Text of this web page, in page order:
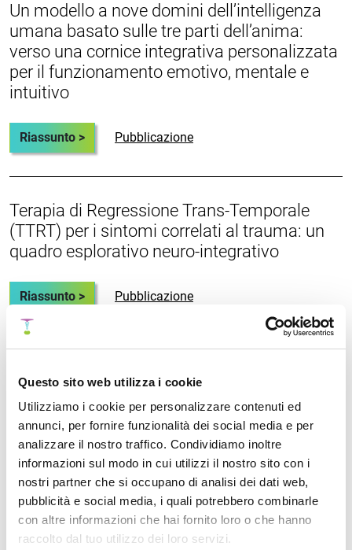
Questo sito web utilizza i cookie
Utilizziamo i cookie per personalizzare contenuti ed
annunci, per fornire funzionalità dei social media e per
analizzare il nostro traffico. Condividiamo inoltre
informazioni sul modo in cui utilizzi il nostro sito con i
nostri partner che si occupano di analisi dei dati web,
pubblicità e social media, i quali potrebbero combinarle
con altre informazioni che hai fornito loro o che hanno
raccolto dal tuo utilizzo dei loro servizi.
Un modello a nove domini dell’intelligenza
umana basato sulle tre parti dell’anima:
verso una cornice integrativa personalizzata
per il funzionamento emotivo, mentale e
intuitivo
Riassunto > Pubblicazione
Terapia di Regressione Trans-Temporale
(TTRT) per i sintomi correlati al trauma: un
quadro esplorativo neuro-integrativo
Riassunto > Pubblicazione
(FEEL): un quadro somatico per completare
il ciclo dello stress nella paura correlata al
trauma
Riassunto > Pubblicazione